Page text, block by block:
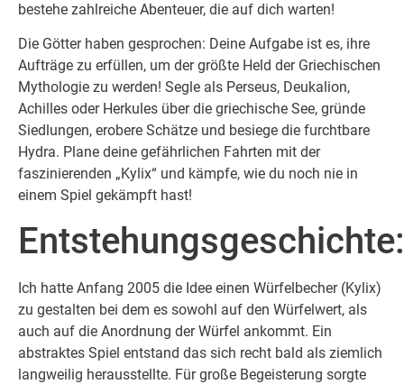
bestehe zahlreiche Abenteuer, die auf dich warten!
Die Götter haben gesprochen: Deine Aufgabe ist es, ihre
Aufträge zu erfüllen, um der größte Held der Griechischen
Mythologie zu werden! Segle als Perseus, Deukalion,
Achilles oder Herkules über die griechische See, gründe
Siedlungen, erobere Schätze und besiege die furchtbare
Hydra. Plane deine gefährlichen Fahrten mit der
faszinierenden „Kylix“ und kämpfe, wie du noch nie in
einem Spiel gekämpft hast!
Entstehungsgeschichte:
Ich hatte Anfang 2005 die Idee einen Würfelbecher (Kylix)
zu gestalten bei dem es sowohl auf den Würfelwert, als
auch auf die Anordnung der Würfel ankommt. Ein
abstraktes Spiel entstand das sich recht bald als ziemlich
langweilig herausstellte. Für große Begeisterung sorgte